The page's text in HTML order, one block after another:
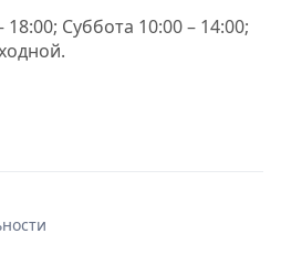
Суббота 10:00 – 14:00;